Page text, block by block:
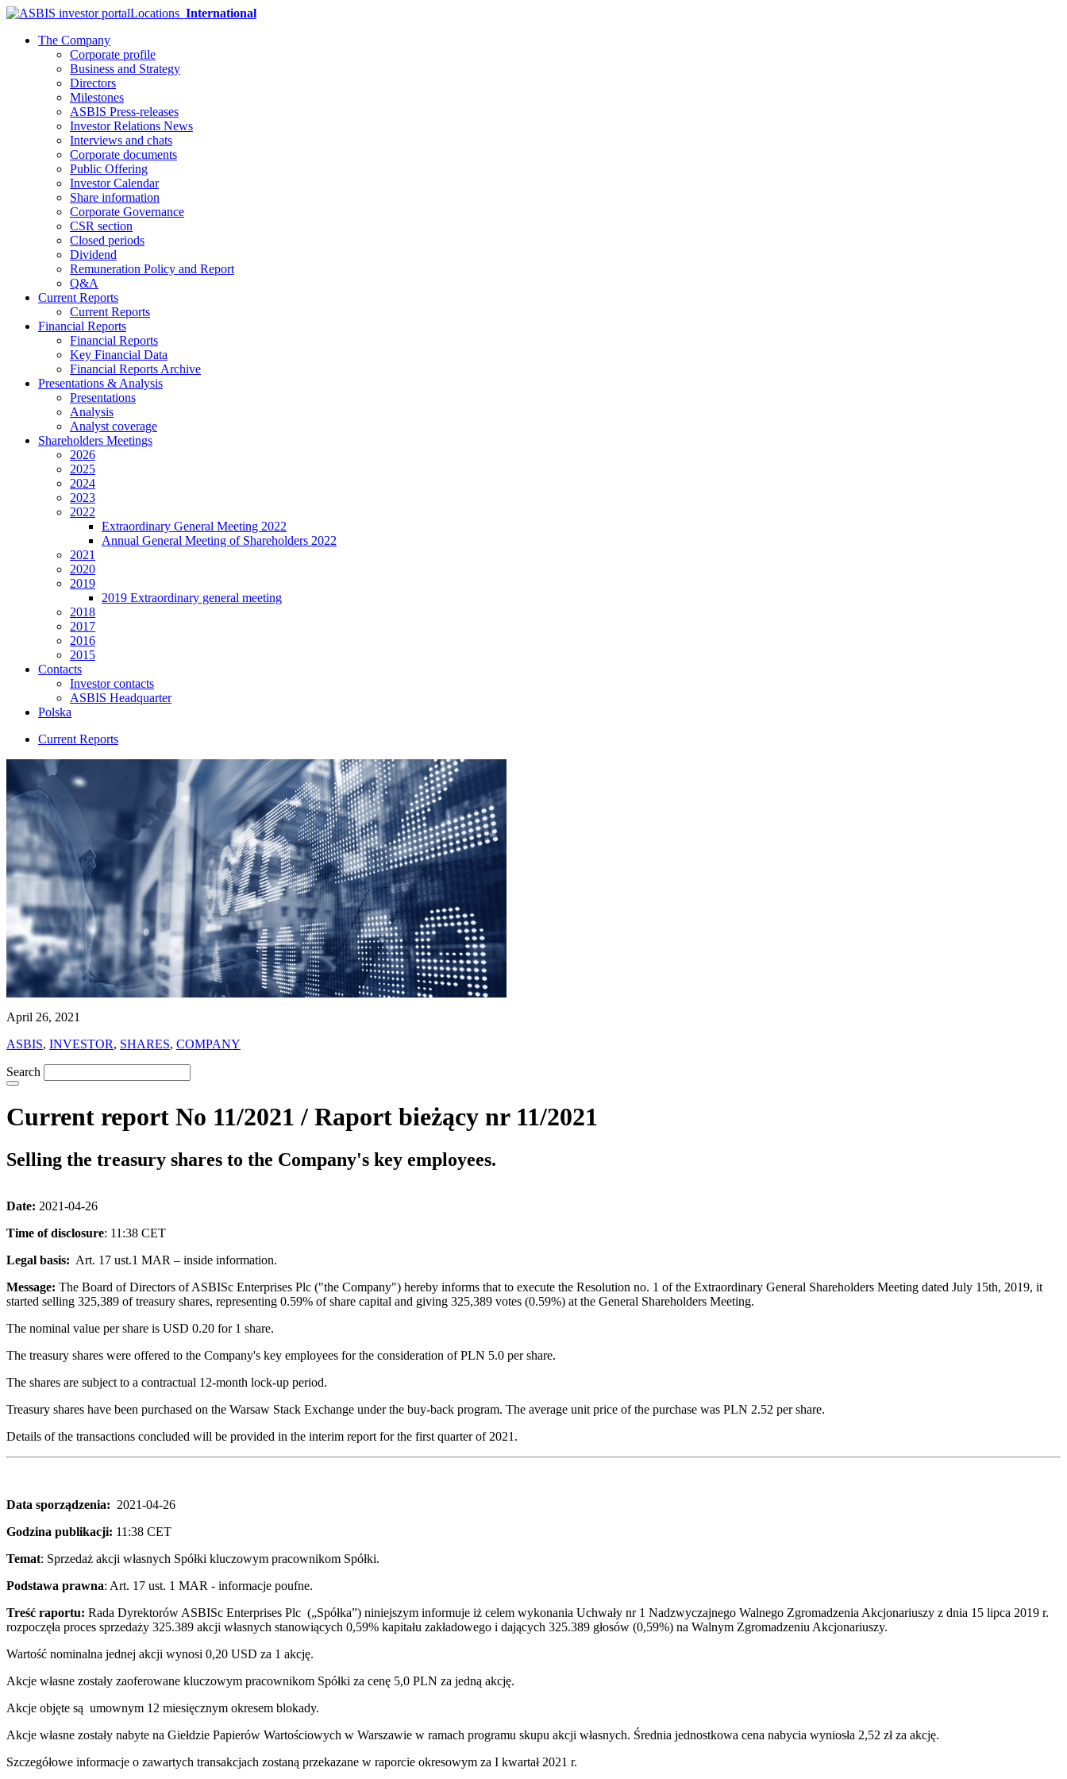
Locations International
The Company
Corporate profile
Business and Strategy
Directors
Milestones
ASBIS Press-releases
Investor Relations News
Interviews and chats
Corporate documents
Public Offering
Investor Calendar
Share information
Corporate Governance
CSR section
Closed periods
Dividend
Remuneration Policy and Report
Q&A
Current Reports
Current Reports
Financial Reports
Financial Reports
Key Financial Data
Financial Reports Archive
Presentations & Analysis
Presentations
Analysis
Analyst coverage
Shareholders Meetings
2026
2025
2024
2023
2022
Extraordinary General Meeting 2022
Annual General Meeting of Shareholders 2022
2021
2020
2019
2019 Extraordinary general meeting
2018
2017
2016
2015
Contacts
Investor contacts
ASBIS Headquarter
Polska
Current Reports
April 26, 2021
ASBIS, INVESTOR, SHARES, COMPANY
Search
Current report No 11/2021 / Raport bieżący nr 11/2021
Selling the treasury shares to the Company's key employees.
Date: 2021-04-26
Time of disclosure: 11:38 CET
Legal basis: Art. 17 ust.1 MAR – inside information.
Message: The Board of Directors of ASBISc Enterprises Plc ("the Company") hereby informs that to execute the Resolution no. 1 of the Extraordinary General Shareholders Meeting dated July 15th, 2019, it
started selling 325,389 of treasury shares, representing 0.59% of share capital and giving 325,389 votes (0.59%) at the General Shareholders Meeting.
The nominal value per share is USD 0.20 for 1 share.
The treasury shares were offered to the Company's key employees for the consideration of PLN 5.0 per share.
The shares are subject to a contractual 12-month lock-up period.
Treasury shares have been purchased on the Warsaw Stack Exchange under the buy-back program. The average unit price of the purchase was PLN 2.52 per share.
Details of the transactions concluded will be provided in the interim report for the first quarter of 2021.
Data sporządzenia: 2021-04-26
Godzina publikacji: 11:38 CET
Temat: Sprzedaż akcji własnych Spółki kluczowym pracownikom Spółki.
Podstawa prawna: Art. 17 ust. 1 MAR - informacje poufne.
Treść raportu: Rada Dyrektorów ASBISc Enterprises Plc („Spółka”) niniejszym informuje iż celem wykonania Uchwały nr 1 Nadzwyczajnego Walnego Zgromadzenia Akcjonariuszy z dnia 15 lipca 2019 r.
rozpoczęła proces sprzedaży 325.389 akcji własnych stanowiących 0,59% kapitału zakładowego i dających 325.389 głosów (0,59%) na Walnym Zgromadzeniu Akcjonariuszy.
Wartość nominalna jednej akcji wynosi 0,20 USD za 1 akcję.
Akcje własne zostały zaoferowane kluczowym pracownikom Spółki za cenę 5,0 PLN za jedną akcję.
Akcje objęte są umownym 12 miesięcznym okresem blokady.
Akcje własne zostały nabyte na Giełdzie Papierów Wartościowych w Warszawie w ramach programu skupu akcji własnych. Średnia jednostkowa cena nabycia wyniosła 2,52 zł za akcję.
Szczegółowe informacje o zawartych transakcjach zostaną przekazane w raporcie okresowym za I kwartał 2021 r.